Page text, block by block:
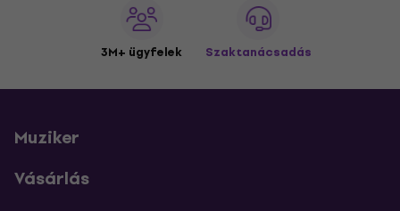
3M+ ügyfelek Szaktanácsadás
Muziker
Vásárlás